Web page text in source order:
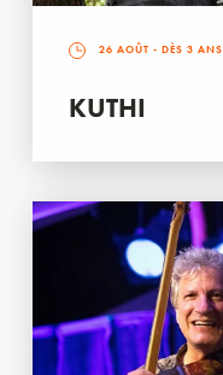
26 AOÛT - DÈS 3 ANS
KUTHI